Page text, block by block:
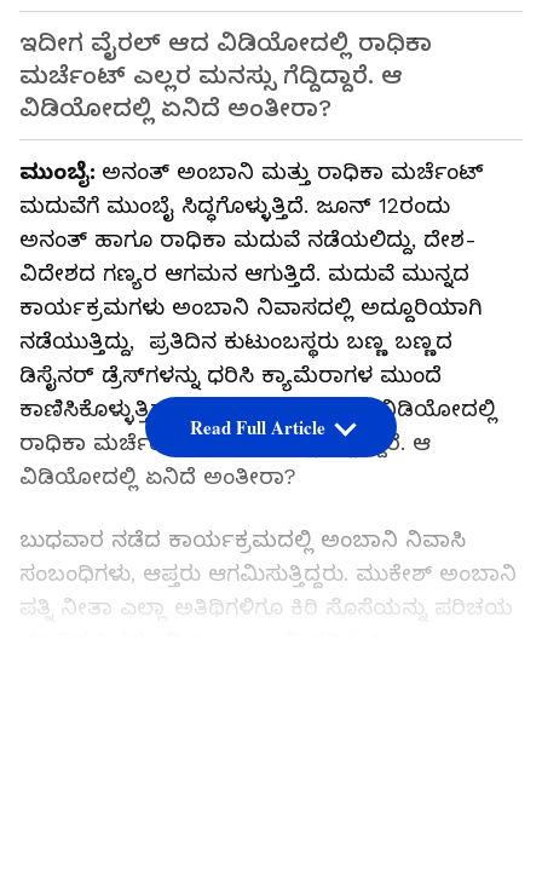
ಇದೀಗ ವೈರಲ್ ಆದ ವಿಡಿಯೋದಲ್ಲಿ ರಾಧಿಕಾ
ಮರ್ಚೆಂಟ್ ಎಲ್ಲರ ಮನಸ್ಸು ಗೆದ್ದಿದ್ದಾರೆ. ಆ
ವಿಡಿಯೋದಲ್ಲಿ ಏನಿದೆ ಅಂತೀರಾ?
ಮುಂಬೈ: ಅನಂತ್‌ ಅಂಬಾನಿ ಮತ್ತು ರಾಧಿಕಾ ಮರ್ಚೆಂಟ್
ಮದುವೆಗೆ ಮುಂಬೈ ಸಿದ್ಧಗೊಳ್ಳುತ್ತಿದೆ. ಜೂನ್ 12ರಂದು
ಅನಂತ್ ಹಾಗೂ ರಾಧಿಕಾ ಮದುವೆ ನಡೆಯಲಿದ್ದು, ದೇಶ-
ವಿದೇಶದ ಗಣ್ಯರ ಆಗಮನ ಆಗುತ್ತಿದೆ. ಮದುವೆ ಮುನ್ನದ
ಕಾರ್ಯಕ್ರಮಗಳು ಅಂಬಾನಿ ನಿವಾಸದಲ್ಲಿ ಅದ್ದೂರಿಯಾಗಿ
ನಡೆಯುತ್ತಿದ್ದು, ಪ್ರತಿದಿನ ಕುಟುಂಬಸ್ಥರು ಬಣ್ಣ ಬಣ್ಣದ
ಡಿಸೈನರ್‌ ಡ್ರೆಸ್‌ಗಳನ್ನು ಧರಿಸಿ ಕ್ಯಾಮೆರಾಗಳ ಮುಂದೆ
ಕಾಣಿಸಿಕೊಳ್ಳುತ್ತಿದ್ದಾರೆ. ಇದೀಗ ವೈರಲ್ ಆದ ವಿಡಿಯೋದಲ್ಲಿ
ರಾಧಿಕಾ ಮರ್ಚೆಂಟ್ ಎಲ್ಲರ ಮನಸ್ಸು ಗೆದ್ದಿದ್ದಾರೆ. ಆ
ವಿಡಿಯೋದಲ್ಲಿ ಏನಿದೆ ಅಂತೀರಾ?
ಬುಧವಾರ ನಡೆದ ಕಾರ್ಯಕ್ರಮದಲ್ಲಿ ಅಂಬಾನಿ ನಿವಾಸಿ
ಸಂಬಂಧಿಗಳು, ಆಪ್ತರು ಆಗಮಿಸುತ್ತಿದ್ದರು. ಮುಕೇಶ್ ಅಂಬಾನಿ
ಪತ್ನಿ ನೀತಾ ಎಲ್ಲಾ ಅತಿಥಿಗಳಿಗೂ ಕಿರಿ ಸೊಸೆಯನ್ನು ಪರಿಚಯ
Read Full Article